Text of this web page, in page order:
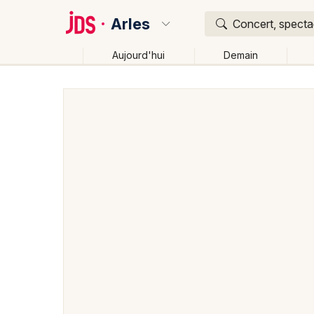
Arles Concert,
Aujourd'hui Demain